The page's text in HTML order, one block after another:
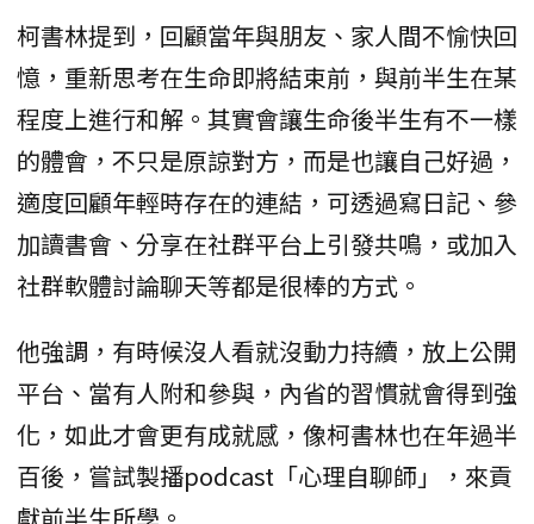
柯書林提到，回顧當年與朋友、家人間不愉快回
憶，重新思考在生命即將結束前，與前半生在某
程度上進行和解。其實會讓生命後半生有不一樣
的體會，不只是原諒對方，而是也讓自己好過，
適度回顧年輕時存在的連結，可透過寫日記、參
加讀書會、分享在社群平台上引發共鳴，或加入
社群軟體討論聊天等都是很棒的方式。
他強調，有時候沒人看就沒動力持續，放上公開
平台、當有人附和參與，內省的習慣就會得到強
化，如此才會更有成就感，像柯書林也在年過半
百後，嘗試製播podcast「心理自聊師」，來貢